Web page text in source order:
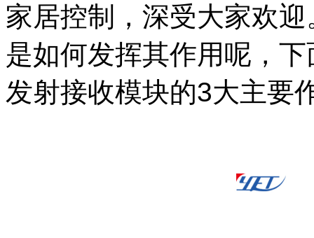
家居控制，深受大家欢
是如何发挥其作用呢，
发射接收模块的3大主要